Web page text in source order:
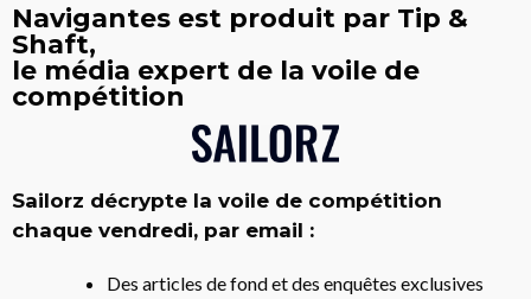
Navigantes est produit par Tip &
Shaft,
le média expert de la voile de
compétition
Sailorz décrypte la voile de compétition
chaque vendredi, par email :
Des articles de fond et des enquêtes exclusives